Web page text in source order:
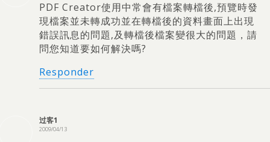
PDF Creator使用中常會有檔案轉檔後,預覽時發
現檔案並未轉成功並在轉檔後的資料畫面上出現
錯誤訊息的問題,及轉檔後檔案變很大的問題 ， 請
問您知道要如何解決嗎?
Responder
过客1
2009/04/13